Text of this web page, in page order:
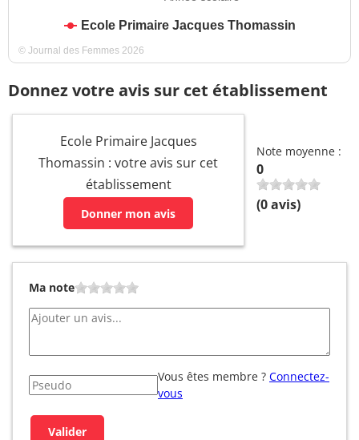
Ecole Primaire Jacques Thomassin
© Journal des Femmes 2026
Donnez votre avis sur cet établissement
Ecole Primaire Jacques
Thomassin : votre avis sur cet
établissement
Donner mon avis
Note moyenne :
0
(0avis)
Ma note
Vous êtes membre ? Connectez-
vous